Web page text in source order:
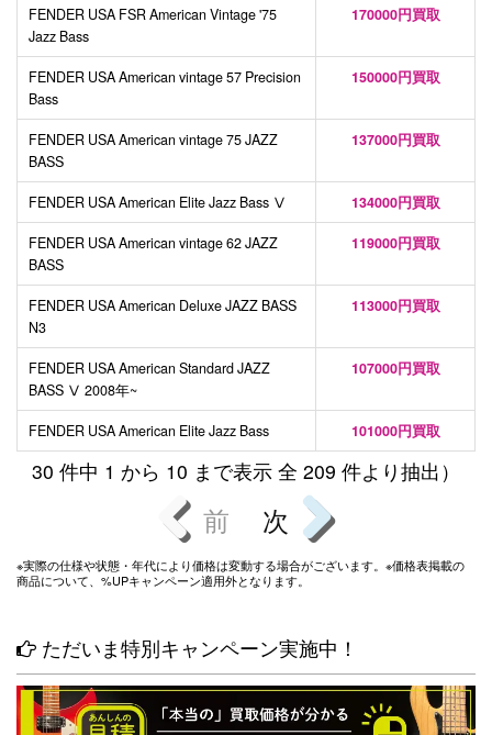
FENDER USA FSR American Vintage '75
Jazz Bass
170000円買取
FENDER USA American vintage 57 Precision
Bass
150000円買取
FENDER USA American vintage 75 JAZZ
BASS
137000円買取
FENDER USA American Elite Jazz Bass Ⅴ 134000円買取
FENDER USA American vintage 62 JAZZ
BASS
119000円買取
FENDER USA American Deluxe JAZZ BASS
N3
113000円買取
FENDER USA American Standard JAZZ
BASS Ⅴ 2008年~
107000円買取
FENDER USA American Elite Jazz Bass 101000円買取
30 件中 1 から 10 まで表示 全 209 件より抽出）
前 次
※実際の仕様や状態・年代により価格は変動する場合がございます。※価格表掲載の
商品について、%UPキャンペーン適用外となります。
ただいま特別キャンペーン実施中！